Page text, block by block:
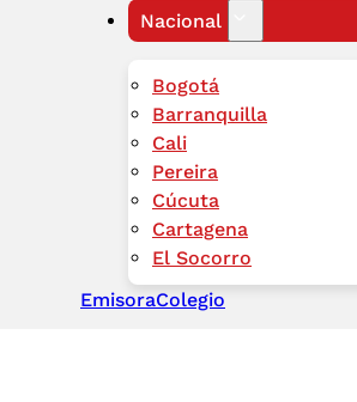
Nacional
Bogotá
Barranquilla
Cali
Pereira
Cúcuta
Cartagena
El Socorro
EmisoraColegio